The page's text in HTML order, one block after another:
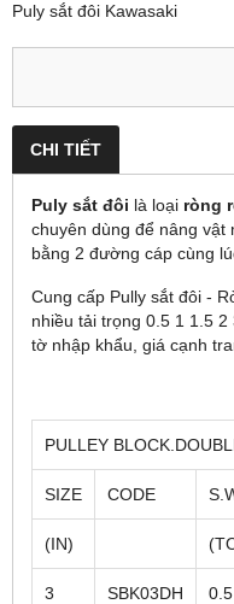
Puly sắt đôi Kawasaki
CHI TIẾT
Puly sắt đôi là loại ròng
chuyên dùng để nâng vật
bằng 2 đường cáp cùng
Cung cấp Pully sắt đôi -
nhiều tải trọng 0.5 1 1.5
tờ nhập khẩu, giá cạnh
PULLEY
SIZE CODE
(IN)
3 SBK03DH 0.5